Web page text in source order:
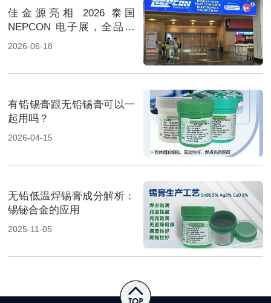
佳金源亮相 2026 泰国
NEPCON 电子展，全品类
焊料重磅展出，高性能锡膏
2026-06-18
有铅锡膏跟无铅锡膏可以一
起用吗？
2026-04-15
无铅低温焊锡膏成分解析：
锡铋合金的应用
2025-11-05